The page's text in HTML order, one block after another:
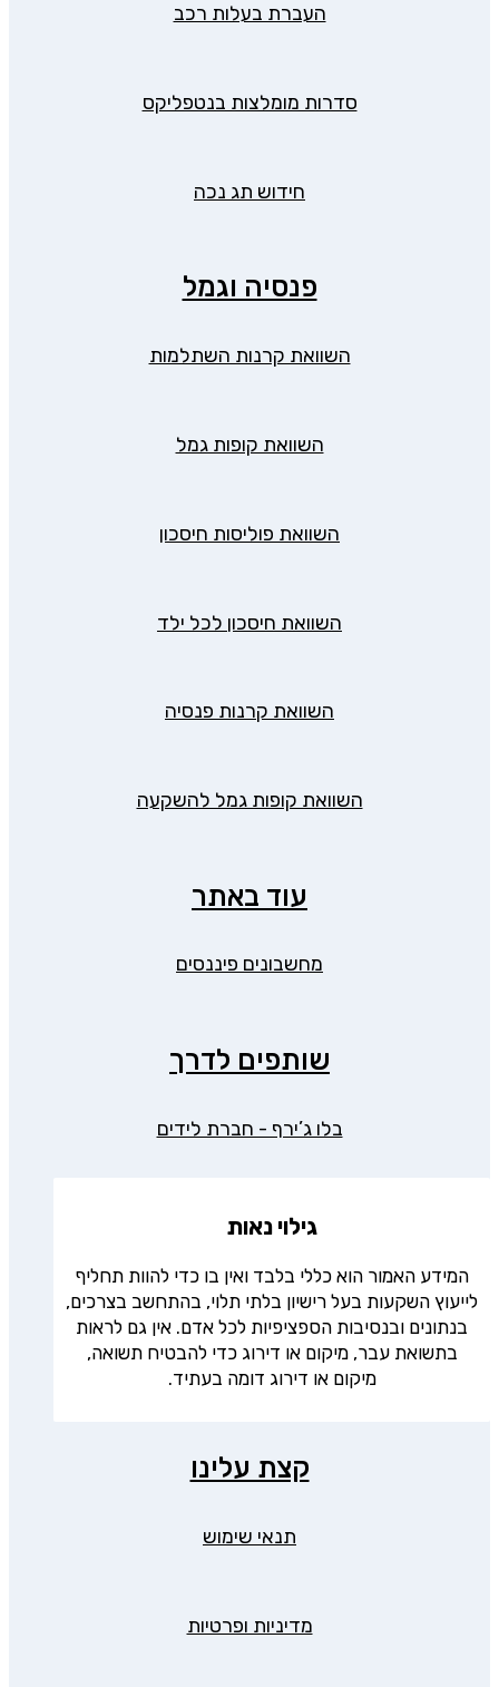
העברת בעלות רכב
סדרות מומלצות בנטפליקס
חידוש תג נכה
פנסיה וגמל
השוואת קרנות השתלמות
השוואת קופות גמל
השוואת פוליסות חיסכון
השוואת חיסכון לכל ילד
השוואת קרנות פנסיה
השוואת קופות גמל להשקעה
עוד באתר
מחשבונים פיננסים
שותפים לדרך
בלו ג’ירף - חברת לידים
גילוי נאות
המידע האמור הוא כללי בלבד ואין בו כדי להוות תחליף
לייעוץ השקעות בעל רישיון בלתי תלוי, בהתחשב בצרכים,
בנתונים ובנסיבות הספציפיות לכל אדם. אין גם לראות
בתשואת עבר, מיקום או דירוג כדי להבטיח תשואה,
מיקום או דירוג דומה בעתיד.
קצת עלינו
תנאי שימוש
מדיניות ופרטיות